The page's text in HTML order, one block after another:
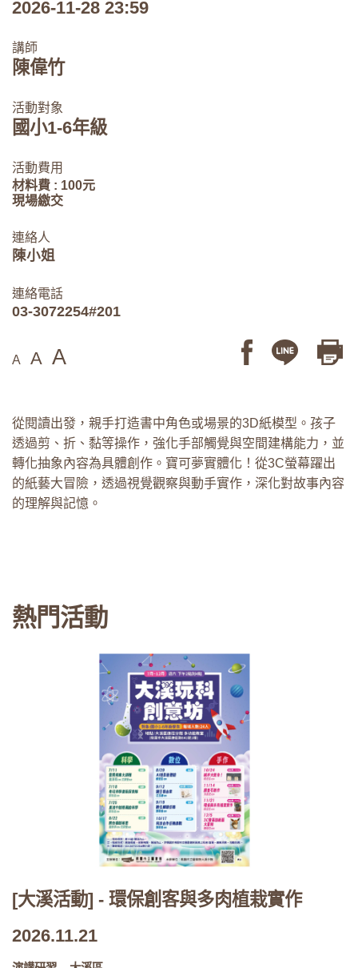
2026-11-28 23:59
講師
陳偉竹
活動對象
國小1-6年級
活動費用
材料費 : 100元
現場繳交
連絡人
陳小姐
連絡電話
03-3072254#201
A A A
從閱讀出發，親手打造書中角色或場景的3D紙模型。孩子
透過剪、折、黏等操作，強化手部觸覺與空間建構能力，並
轉化抽象內容為具體創作。寶可夢實體化！從3C螢幕躍出
的紙藝大冒險，透過視覺觀察與動手實作，深化對故事內容
的理解與記憶。
熱門活動
[大溪活動] - 環保創客與多肉植栽實作
2026.11.21